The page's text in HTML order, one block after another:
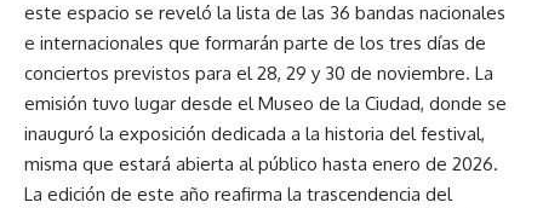
este espacio se reveló la lista de las 36 bandas nacionales
e internacionales que formarán parte de los tres días de
conciertos previstos para el 28, 29 y 30 de noviembre. La
emisión tuvo lugar desde el Museo de la Ciudad, donde se
inauguró la exposición dedicada a la historia del festival,
misma que estará abierta al público hasta enero de 2026.
La edición de este año reafirma la trascendencia del